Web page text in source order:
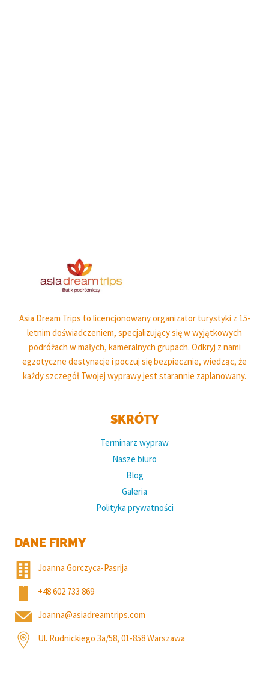
Asia Dream Trips to licencjonowany organizator turystyki z 15-
letnim doświadczeniem, specjalizujący się w wyjątkowych
podróżach w małych, kameralnych grupach. Odkryj z nami
egzotyczne destynacje i poczuj się bezpiecznie, wiedząc, że
każdy szczegół Twojej wyprawy jest starannie zaplanowany.
SKRÓTY
Terminarz wypraw
Nasze biuro
Blog
Galeria
Polityka prywatności
DANE FIRMY
Joanna Gorczyca-Pasrija
+48 602 733 869
Joanna@asiadreamtrips.com
Ul. Rudnickiego 3a/58, 01-858 Warszawa